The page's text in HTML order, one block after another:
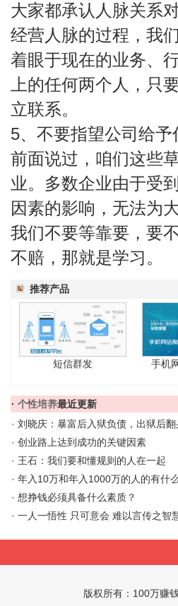
大家都承认人脉关系
经营人脉的过程，我
着眼于现在的业务、
上的任何两个人，只
立联系。
5、不要指望公司给
前面说过，咱们这些
业。多数企业由于受
因素的影响，无法为
我们不要等靠要，要
不赔，那就是学习。
推荐产品
短信群发 手机
· 个性培养最近更新
· 刘晓庆：暴富后入狱负债，出狱后
· 创业路上达到成功的关键因素
· 王石：我们要和懂规则的人在一起
· 年入10万和年入1000万的人的有什
· 想挣钱必须具备什么素质？
· 一人一悟性 只可意会 难以言传之智
版权所有： 100万赚